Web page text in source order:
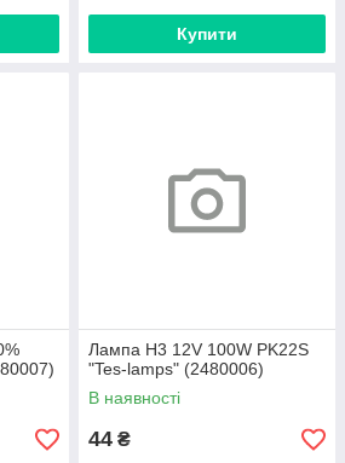
Купити
Лампа H3 12V 100W PK22S
"Tes-lamps" (2480006)
В наявності
44 ₴